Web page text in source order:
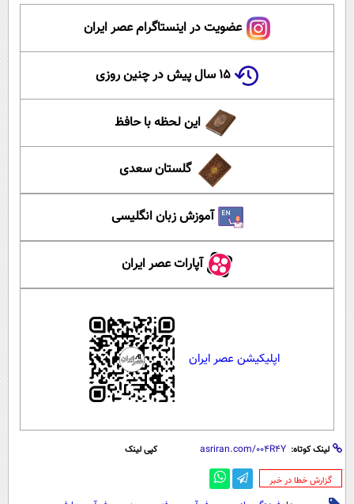
عضویت در اینستاگرام عصر ایران
۱۵ سال پیش در چنین روزی
این لحظه با حافظ
گلستان سعدی
آموزش زبان انگلیسی
آپارات عصر ایران
اپلیکیشن عصر ایران
لینک کوتاه: کپی لینک
‌گزارش خطا در خبر